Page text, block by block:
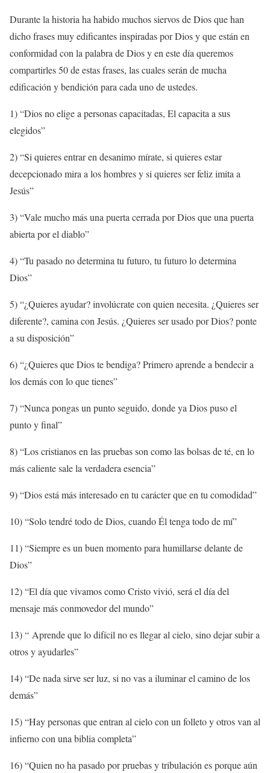
Durante la historia ha habido muchos siervos de Dios que han
dicho frases muy edificantes inspiradas por Dios y que están en
conformidad con la palabra de Dios y en este día queremos
compartirles 50 de estas frases, las cuales serán de mucha
edificación y bendición para cada uno de ustedes.
1) “Dios no elige a personas capacitadas, El capacita a sus
elegidos”
2) “Si quieres entrar en desanimo mírate, si quieres estar
decepcionado mira a los hombres y si quieres ser feliz imita a
Jesús”
3) “Vale mucho más una puerta cerrada por Dios que una puerta
abierta por el diablo”
4) “Tu pasado no determina tu futuro, tu futuro lo determina
Dios”
5) “¿Quieres ayudar? involúcrate con quien necesita. ¿Quieres ser
diferente?, camina con Jesús. ¿Quieres ser usado por Dios? ponte
a su disposición”
6) “¿Quieres que Dios te bendiga? Primero aprende a bendecir a
los demás con lo que tienes”
7) “Nunca pongas un punto seguido, donde ya Dios puso el
punto y final”
8) “Los cristianos en las pruebas son como las bolsas de té, en lo
más caliente sale la verdadera esencia”
9) “Dios está más interesado en tu carácter que en tu comodidad”
10) “Solo tendré todo de Dios, cuando Él tenga todo de mí”
11) “Siempre es un buen momento para humillarse delante de
Dios”
12) “El día que vivamos como Cristo vivió, será el día del
mensaje más conmovedor del mundo”
13) “ Aprende que lo difícil no es llegar al cielo, sino dejar subir a
otros y ayudarles”
14) “De nada sirve ser luz, si no vas a iluminar el camino de los
demás”
15) “Hay personas que entran al cielo con un folleto y otros van al
infierno con una biblia completa”
16) “Quien no ha pasado por pruebas y tribulación es porque aún